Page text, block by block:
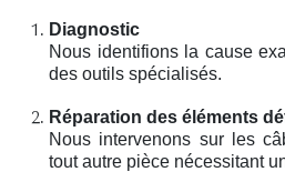
Diagnostic
Nous identifions la cause
des outils spécialisés.
Réparation des éléments
Nous intervenons sur les
tout autre pièce nécessitant